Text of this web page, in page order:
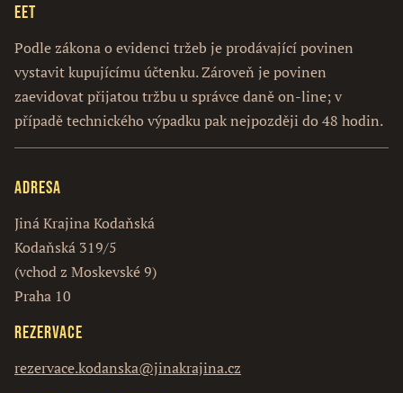
EET
Podle zákona o evidenci tržeb je prodávající povinen
vystavit kupujícímu účtenku. Zároveň je povinen
zaevidovat přijatou tržbu u správce daně on-line; v
případě technického výpadku pak nejpozději do 48 hodin.
Adresa
Jiná Krajina Kodaňská
Kodaňská 319/5
(vchod z Moskevské 9)
Praha 10
Rezervace
rezervace.kodanska@jinakrajina.cz